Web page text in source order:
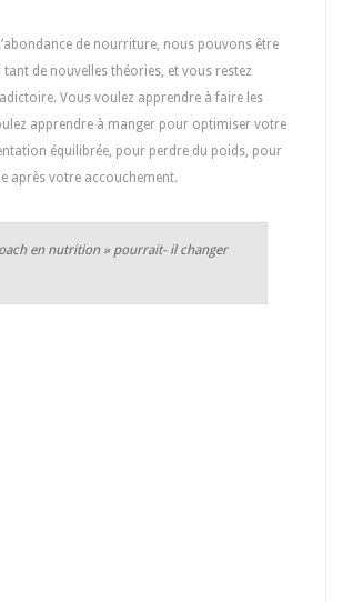
de nourriture, nous pouvons être
de nouvelles théories, et vous restez
Vous voulez apprendre à faire les
apprendre à manger pour optimiser votre
équilibrée, pour perdre du poids, pour
après votre accouchement.
en nutrition » pourrait- il changer